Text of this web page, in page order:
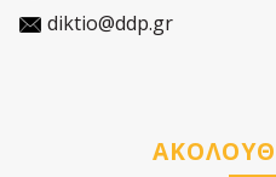
diktio@ddp.gr